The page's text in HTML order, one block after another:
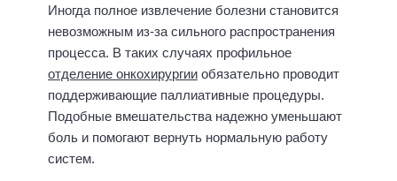
Иногда полное извлечение болезни становится
невозможным из-за сильного распространения
процесса. В таких случаях профильное
отделение онкохирургии обязательно проводит
поддерживающие паллиативные процедуры.
Подобные вмешательства надежно уменьшают
боль и помогают вернуть нормальную работу
систем.